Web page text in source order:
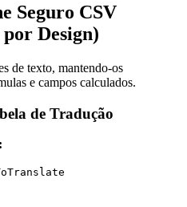
Seguro CSV
Design)
de texto, mantendo-os
e campos calculados.
de Tradução